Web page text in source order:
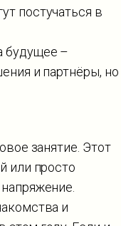
постучаться в
будущее –
и партнёры, но
занятие. Этот
или просто
и